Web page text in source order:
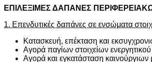
ΕΠΙΛΕΞΙΜΕΣ ΔΑΠΑΝΕΣ
1. Επενδυτικές δαπάνες σε ενσώματα
Κατασκευή, επέκταση και
Αγορά παγίων στοιχείων
Αγορά και εγκατάσταση